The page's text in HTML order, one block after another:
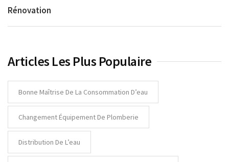
Rénovation
Articles Les Plus Populaire
Bonne Maîtrise De La Consommation D’eau
Changement Équipement De Plomberie
Distribution De L’eau